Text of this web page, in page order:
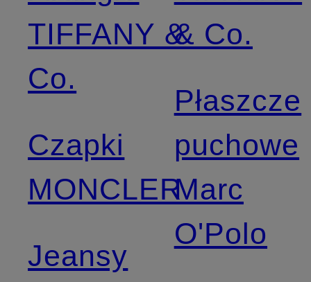
TIFFANY &
Co.
Czapki
MONCLER
Jeansy
& Co.
Płaszcze
puchowe
Marc
O'Polo